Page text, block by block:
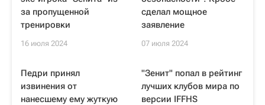
за пропущенной
тренировки
16 июля 2024
сделал мощное
заявление
07 июля 2024
Педри принял
извинения от
нанесшему ему жуткую
"Зенит" попал в рейтинг
лучших клубов мира по
версии IFFHS